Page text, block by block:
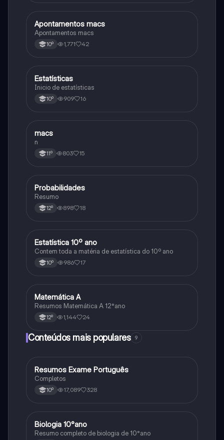
Matemática
Apontamentos macs
Apontamentos macs
10º 1,771 42
Matemática
Estatísticas
Inicio de estatísticas
10º 909 16
Matemática
macs
n
11º 803 15
Matemática
Probabilidades
Resumo
12º 898 18
Matemática
Estatística 10º ano
Contem toda a matéria de estatística do 10º ano
10º 986 17
Matemática
Matemática A
Resumos Matemática A 12°ano
12º 1,144 24
Conteúdos mais populares 9
Português
Resumos Exame Português
Completos
10º 17,089 328
Biologia
Biologia 10°ano
Resumo completo de biologia de 10°ano